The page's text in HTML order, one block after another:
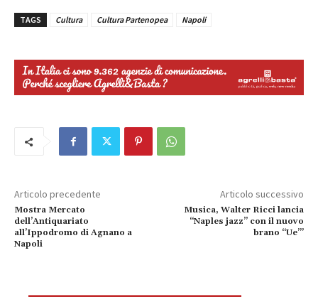
TAGS Cultura Cultura Partenopea Napoli
Articolo precedente
Mostra Mercato
dell’Antiquariato
all’Ippodromo di Agnano a
Napoli
Articolo successivo
Musica, Walter Ricci lancia
“Naples jazz” con il nuovo
brano “Ue’”